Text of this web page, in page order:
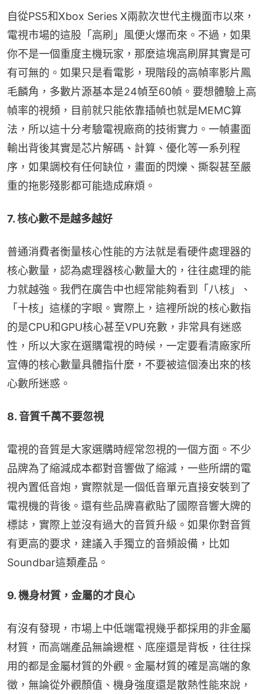
自從PS5和Xbox Series X兩款次世代主機面市以來，
電視市場的這股「高刷」風便火爆而來。不過，如果
你不是一個重度主機玩家，那麼這塊高刷屏其實是可
有可無的。如果只是看電影，現階段的高幀率影片鳳
毛麟角，多數片源基本是24幀至60幀。要想體驗上高
幀率的視頻，目前就只能依靠插幀也就是MEMC算
法，所以這十分考驗電視廠商的技術實力。一幀畫面
輸出背後其實是芯片解碼、計算、優化等一系列程
序，如果調校有任何缺位，畫面的閃爍、撕裂甚至嚴
重的拖影殘影都可能造成麻煩。
7. 核心數不是越多越好
普通消費者衡量核心性能的方法就是看硬件處理器的
核心數量，認為處理器核心數量大的，往往處理的能
力就越強。我們在廣告中也經常能夠看到「八核」、
「十核」這樣的字眼。實際上，這裡所說的核心數指
的是CPU和GPU核心甚至VPU充數，非常具有迷惑
性，所以大家在選購電視的時候，一定要看清廠家所
宣傳的核心數量具體指什麼，不要被這個湊出來的核
心數所迷惑。
8. 音質千萬不要忽視
電視的音質是大家選購時經常忽視的一個方面。不少
品牌為了縮減成本都對音響做了縮減，一些所謂的電
視內置低音炮，實際就是一個低音單元直接安裝到了
電視機的背後。還有些品牌喜歡貼了國際音響大牌的
標誌，實際上並沒有過大的音質升級。如果你對音質
有更高的要求，建議入手獨立的音頻設備，比如
Soundbar這類產品。
9. 機身材質，金屬的才良心
有沒有發現，市場上中低端電視幾乎都採用的非金屬
材質，而高端產品無論邊框、底座還是背板，往往採
用的都是金屬材質的外觀。金屬材質的確是高端的象
徵，無論從外觀顏值、機身強度還是散熱性能來說，